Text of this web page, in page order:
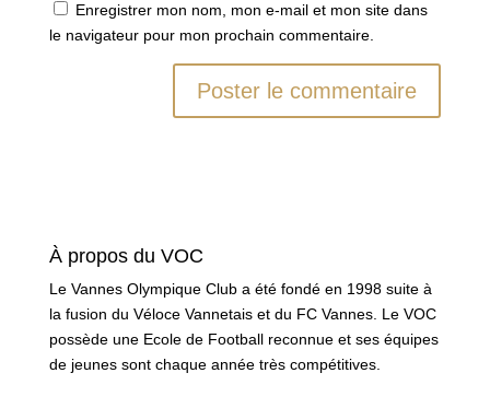
Enregistrer mon nom, mon e-mail et mon site dans
le navigateur pour mon prochain commentaire.
À propos du VOC
Le Vannes Olympique Club a été fondé en 1998 suite à
la fusion du Véloce Vannetais et du FC Vannes. Le VOC
possède une Ecole de Football reconnue et ses équipes
de jeunes sont chaque année très compétitives.